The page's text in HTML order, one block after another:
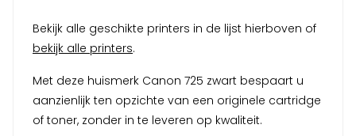
Bekijk alle geschikte printers in de lijst hierboven of
bekijk alle printers.
Met deze huismerk Canon 725 zwart bespaart u
aanzienlijk ten opzichte van een originele cartridge
of toner, zonder in te leveren op kwaliteit.